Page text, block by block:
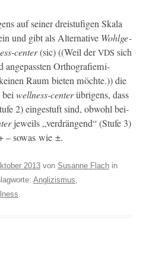
auf sein­er dreistu­fi­gen Skala
und gibt als Alter­na­tive Wohlge­
cen­ter(sic) ((Weil derVDS sich
angepassten Orthografiem­i­
Raum bieten möchte.)) die
beiwell­ness-cen­terübri­gens, dass
2) eingestuft sind, obwohl bei­
jew­eils „ver­drän­gend“ (Stufe 3)
– sowas wie ±.
2013 von Susanne Flach in
Anglizismus